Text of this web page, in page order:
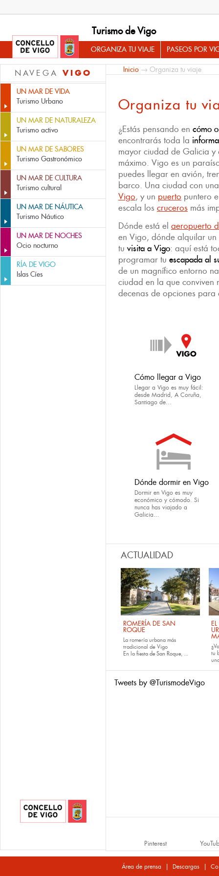
Turismo de Vigo
ORGANIZA TU VIAJE PASEOS POR
NAVEGA VIGO
UN MAR DE VIDA
Turismo Urbano
UN MAR DE NATURALEZA
Turismo activo
UN MAR DE SABORES
Turismo Gastronómico
UN MAR DE CULTURA
Turismo cultural
UN MAR DE NÁUTICA
Turismo Náutico
UN MAR DE NOCHES
Ocio nocturno
RÍA DE VIGO
Islas Cíes
Inicio → Organiza tu viaje
Organiza tu
¿Estás pensando en cómo
encontrarás toda la
mayor ciudad de Galicia y
máximo. Vigo es un
puedes llegar en avión,
barco. Una ciudad con
Vigo, y un puerto puntero
escala los cruceros más
Dónde está el aeropuerto
en Vigo, dónde alquilar
tu visita a Vigo: aquí está
programar tu escapada al
de un magnífico entorno
ciudad en la que conviven
decenas de opciones
Cómo llegar a Vigo
Llegar a Vigo es muy fácil:
desde Madrid, A Coruña,
Santiago de...
Dónde dormir en Vigo
Dormir en Vigo es muy
económico y cómodo. Si
nunca has viajado a
Galicia...
ACTUALIDAD
ROMERÍA DE SAN
ROQUE
La romería urbana más
tradicional de Vigo
En la fiesta de San Roque, ...
tu
Tweets by @TurismodeVigo
Pinterest
Área de prensa | Descargas|